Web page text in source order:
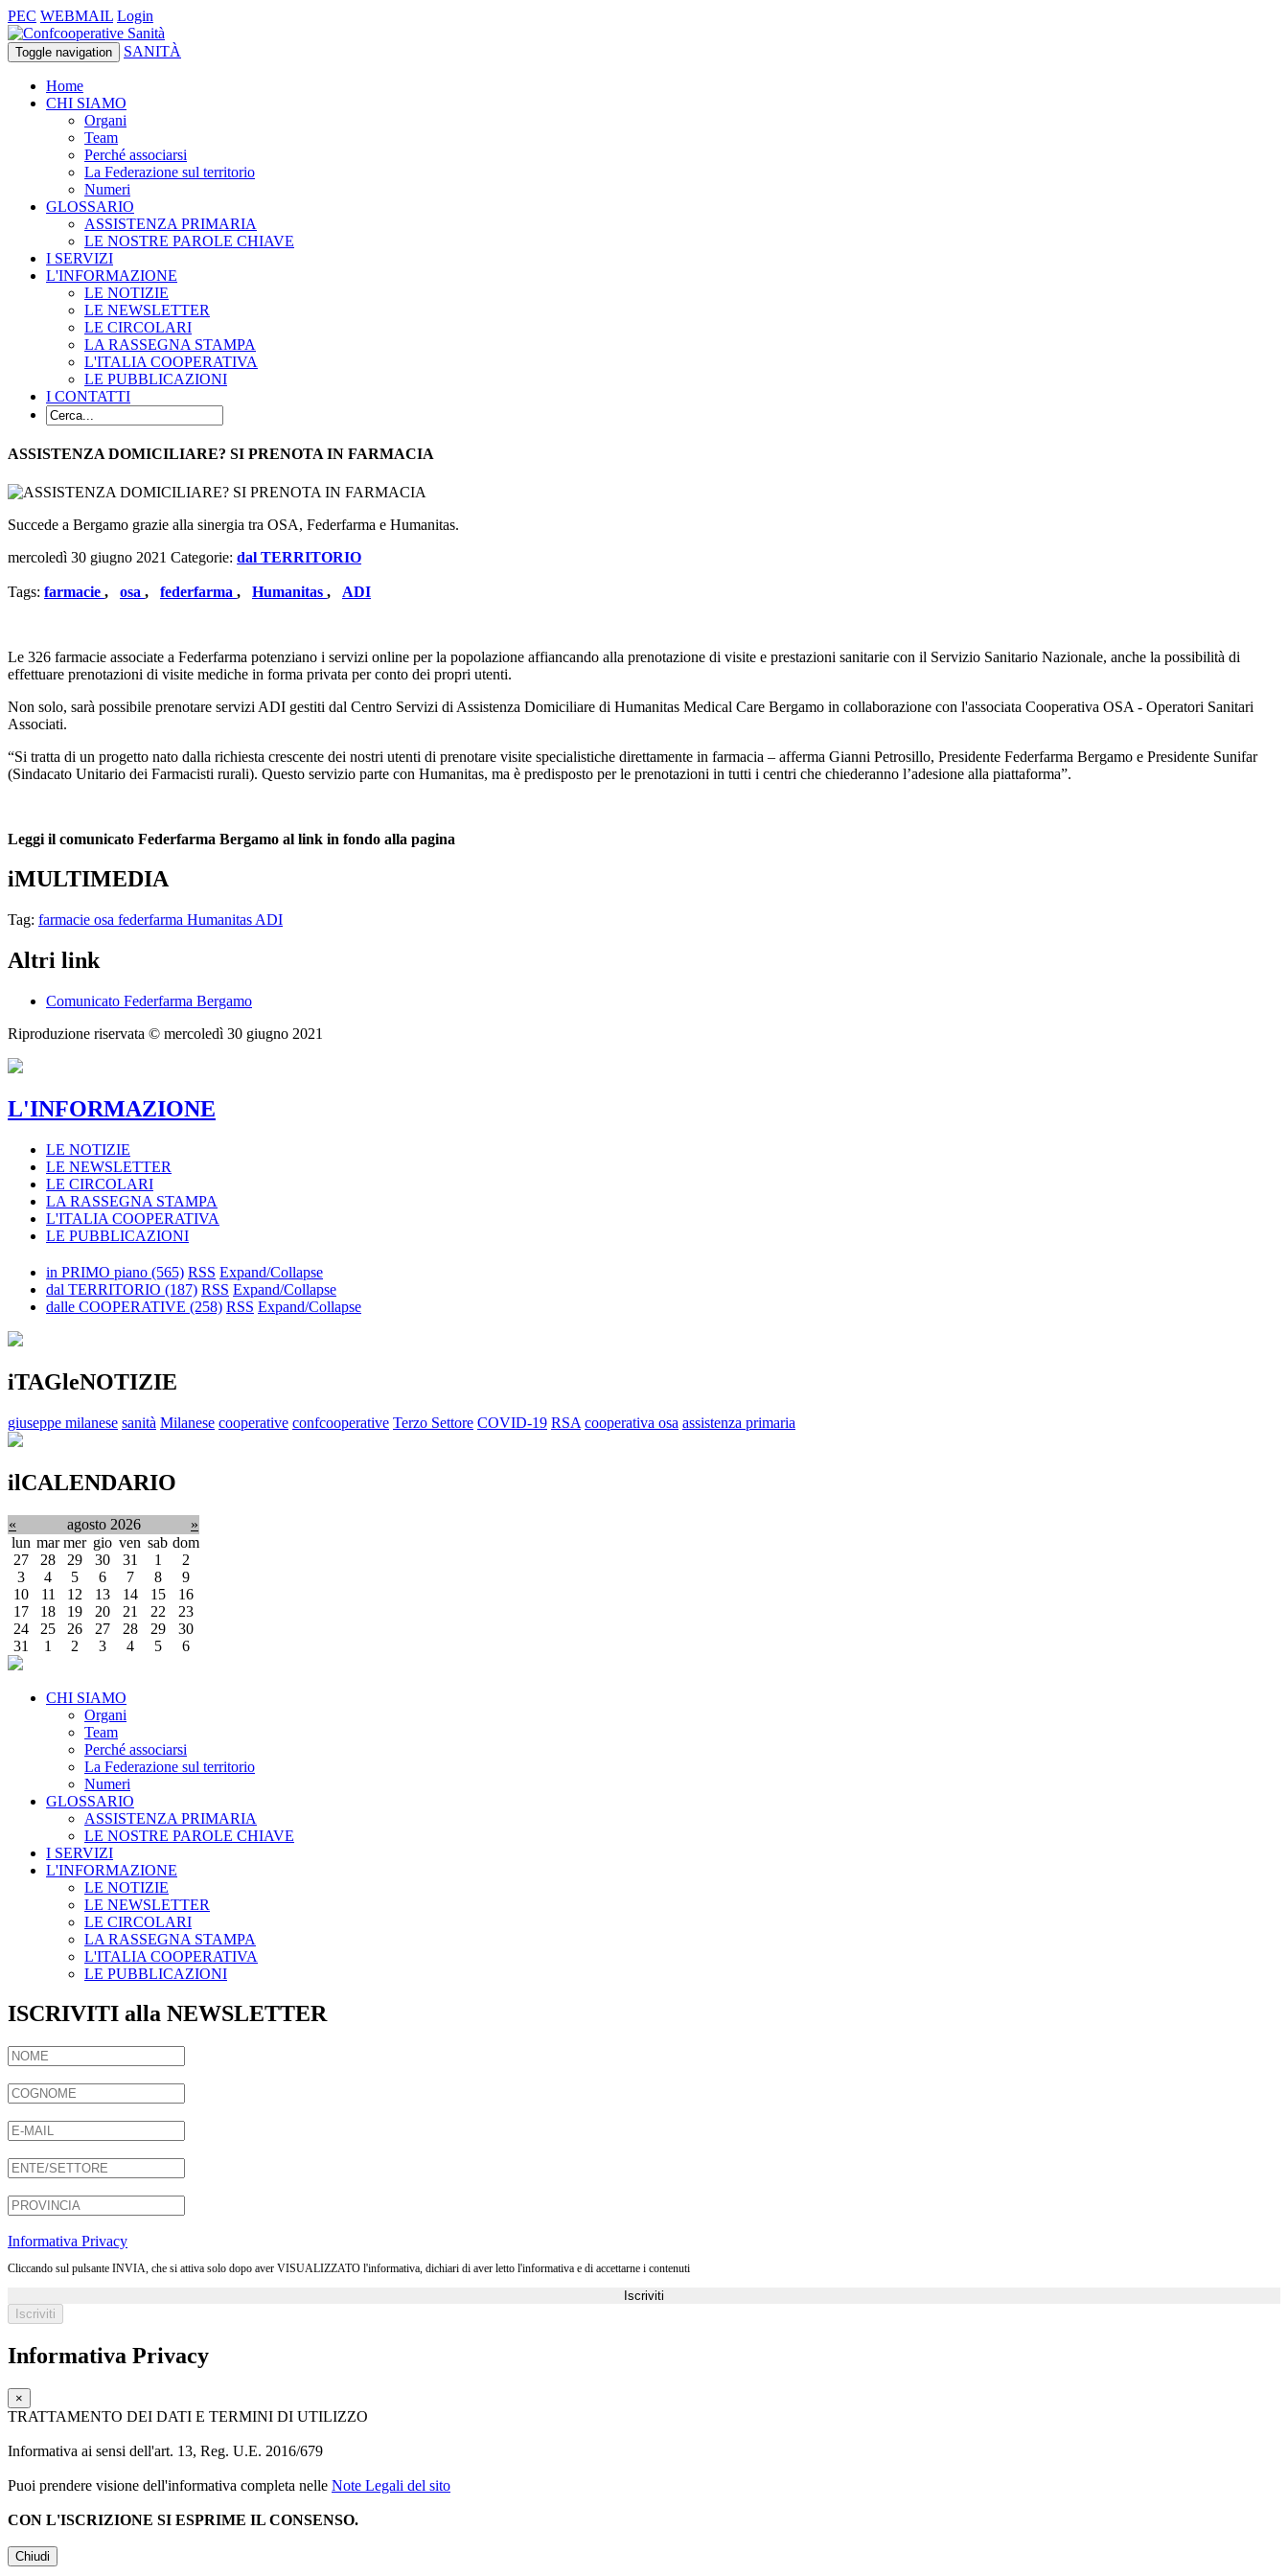
PEC WEBMAIL Login
Toggle navigation SANITÀ
Home
CHI SIAMO
Organi
Team
Perché associarsi
La Federazione sul territorio
Numeri
GLOSSARIO
ASSISTENZA PRIMARIA
LE NOSTRE PAROLE CHIAVE
I SERVIZI
L'INFORMAZIONE
LE NOTIZIE
LE NEWSLETTER
LE CIRCOLARI
LA RASSEGNA STAMPA
L'ITALIA COOPERATIVA
LE PUBBLICAZIONI
I CONTATTI
ASSISTENZA DOMICILIARE? SI PRENOTA IN FARMACIA
Succede a Bergamo grazie alla sinergia tra OSA, Federfarma e Humanitas.
mercoledì 30 giugno 2021 Categorie: dal TERRITORIO
Tags: farmacie , osa , federfarma , Humanitas , ADI
Le 326 farmacie associate a Federfarma potenziano i servizi online per la popolazione affiancando alla prenotazione di visite e prestazioni sanitarie con il Servizio Sanitario Nazionale, anche la possibilità di
effettuare prenotazioni di visite mediche in forma privata per conto dei propri utenti.
Non solo, sarà possibile prenotare servizi ADI gestiti dal Centro Servizi di Assistenza Domiciliare di Humanitas Medical Care Bergamo in collaborazione con l'associata Cooperativa OSA - Operatori Sanitari
Associati.
“Si tratta di un progetto nato dalla richiesta crescente dei nostri utenti di prenotare visite specialistiche direttamente in farmacia – afferma Gianni Petrosillo, Presidente Federfarma Bergamo e Presidente Sunifar
(Sindacato Unitario dei Farmacisti rurali). Questo servizio parte con Humanitas, ma è predisposto per le prenotazioni in tutti i centri che chiederanno l’adesione alla piattaforma”.
Leggi il comunicato Federfarma Bergamo al link in fondo alla pagina
iMULTIMEDIA
Tag: farmacie osa federfarma Humanitas ADI
Altri link
Comunicato Federfarma Bergamo
Riproduzione riservata © mercoledì 30 giugno 2021
L'INFORMAZIONE
LE NOTIZIE
LE NEWSLETTER
LE CIRCOLARI
LA RASSEGNA STAMPA
L'ITALIA COOPERATIVA
LE PUBBLICAZIONI
in PRIMO piano (565) RSS Expand/Collapse
dal TERRITORIO (187) RSS Expand/Collapse
dalle COOPERATIVE (258) RSS Expand/Collapse
iTAGleNOTIZIE
giuseppe milanese sanità Milanese cooperative confcooperative Terzo Settore COVID-19 RSA cooperativa osa assistenza primaria
ilCALENDARIO
« agosto 2026
»
lun mar mer gio ven sab dom
27
28 29 30 31 1
2
3
4 5 6 7 8
9
10
11 12 13 14 15
16
17
18 19 20 21 22
23
24
25 26 27 28 29
30
31
1 2 3 4 5 6
CHI SIAMO
Organi
Team
Perché associarsi
La Federazione sul territorio
Numeri
GLOSSARIO
ASSISTENZA PRIMARIA
LE NOSTRE PAROLE CHIAVE
I SERVIZI
L'INFORMAZIONE
LE NOTIZIE
LE NEWSLETTER
LE CIRCOLARI
LA RASSEGNA STAMPA
L'ITALIA COOPERATIVA
LE PUBBLICAZIONI
ISCRIVITI alla NEWSLETTER
Informativa Privacy
Cliccando sul pulsante INVIA, che si attiva solo dopo aver VISUALIZZATO l'informativa, dichiari di aver letto l'informativa e di accettarne i contenuti
Iscriviti
Informativa Privacy
×
TRATTAMENTO DEI DATI E TERMINI DI UTILIZZO
Informativa ai sensi dell'art. 13, Reg. U.E. 2016/679
Puoi prendere visione dell'informativa completa nelle Note Legali del sito
CON L'ISCRIZIONE SI ESPRIME IL CONSENSO.
Chiudi